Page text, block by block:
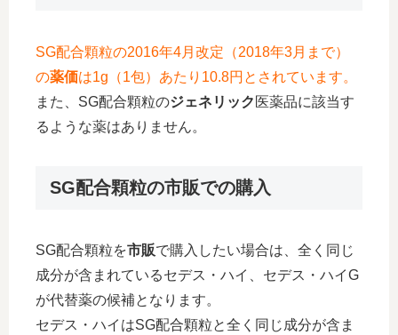
SG配合顆粒の2016年4月改定（2018年3月まで）
の薬価は1g（1包）あたり10.8円とされています。
また、SG配合顆粒のジェネリック 医薬品に該当す
るような薬はありません。
SG配合顆粒の市販での購入
SG配合顆粒を市販で購入したい場合は、全く同じ
成分が含まれているセデス・ハイ、セデス・ハイG
が代替薬の候補となります。
セデス・ハイはSG配合顆粒と全く同じ成分が含ま